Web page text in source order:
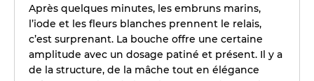
Après quelques minutes, les embruns marins,
l’iode et les fleurs blanches prennent le relais,
c’est surprenant. La bouche offre une certaine
amplitude avec un dosage patiné et présent. Il y a
de la structure, de la mâche tout en élégance